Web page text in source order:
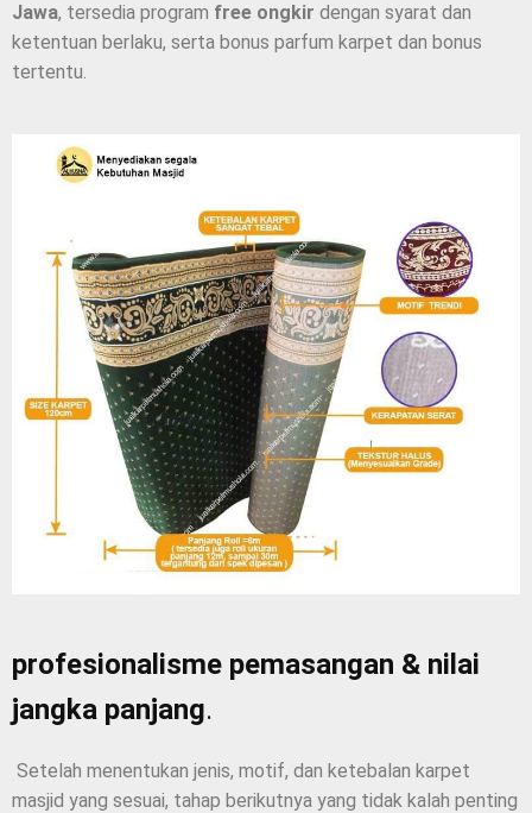
Jawa, tersedia program free ongkir dengan syarat dan
ketentuan berlaku, serta bonus parfum karpet dan bonus
tertentu.
profesionalisme pemasangan & nilai
jangka panjang.
Setelah menentukan jenis, motif, dan ketebalan karpet
masjid yang sesuai, tahap berikutnya yang tidak kalah penting